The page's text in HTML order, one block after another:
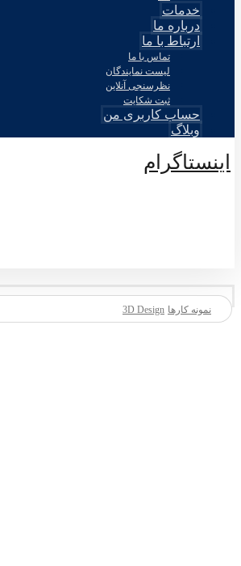
خدمات
درباره ما
ارتباط با ما
تماس با ما
لیست نمایندگان
نظرسنجی آنلاین
ثبت شکایت
حساب کاربری من
وبلاگ
اینستاگرام
نمونه کارها 3D Design